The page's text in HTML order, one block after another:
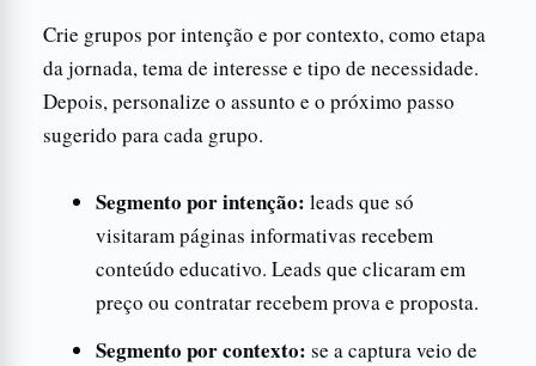
Crie grupos por intenção e por contexto, como etapa
da jornada, tema de interesse e tipo de necessidade.
Depois, personalize o assunto e o próximo passo
sugerido para cada grupo.
Segmento por intenção: leads que só
visitaram páginas informativas recebem
conteúdo educativo. Leads que clicaram em
preço ou contratar recebem prova e proposta.
Segmento por contexto: se a captura veio de